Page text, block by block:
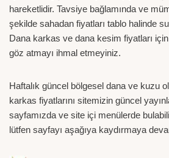
hareketlidir. Tavsiye bağlamında ve
şekilde sahadan fiyatları tablo halinde
Dana karkas ve dana kesim fiyatları
göz atmayı ihmal etmeyiniz.
Haftalık güncel bölgesel dana ve kuzu
karkas fiyatlarını sitemizin güncel
sayfamızda ve site içi menülerde
lütfen sayfayı aşağıya kaydırmaya